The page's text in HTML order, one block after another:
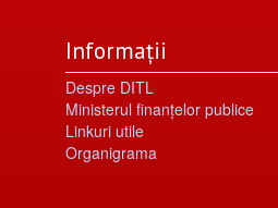
Informații
Despre DITL
Ministerul finanțelor publice
Linkuri utile
Organigrama